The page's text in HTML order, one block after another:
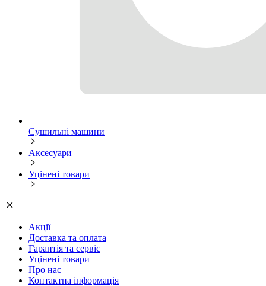
Сушильні машини
Аксесуари
Уцінені товари
Акції
Доставка та оплата
Гарантія та сервіс
Уцінені товари
Про нас
Контактна інформація